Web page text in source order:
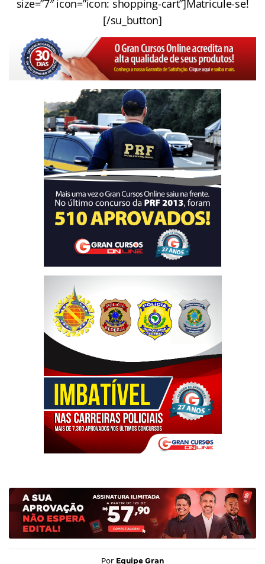
size=”7″ icon=”icon: shopping-cart”]Matricule-se!
[/su_button]
Por Equipe Gran